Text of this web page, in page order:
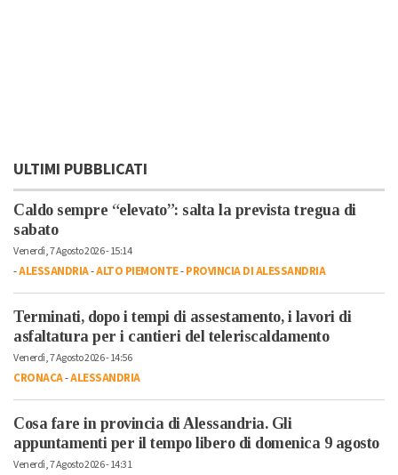
ULTIMI PUBBLICATI
Caldo sempre “elevato”: salta la prevista tregua di
sabato
Venerdì, 7 Agosto 2026 - 15:14
-ALESSANDRIA-ALTO PIEMONTE-PROVINCIA DI ALESSANDRIA
Terminati, dopo i tempi di assestamento, i lavori di
asfaltatura per i cantieri del teleriscaldamento
Venerdì, 7 Agosto 2026 - 14:56
CRONACA-ALESSANDRIA
Cosa fare in provincia di Alessandria. Gli
appuntamenti per il tempo libero di domenica 9 agosto
Venerdì, 7 Agosto 2026 - 14:31